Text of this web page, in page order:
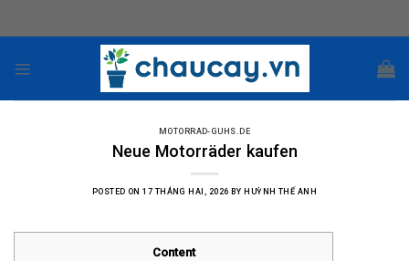
MOTORRAD-GUHS.DE
Neue Motorräder kaufen
POSTED ON17 THÁNG HAI, 2026 BY HUỲNH THẾ ANH
Content